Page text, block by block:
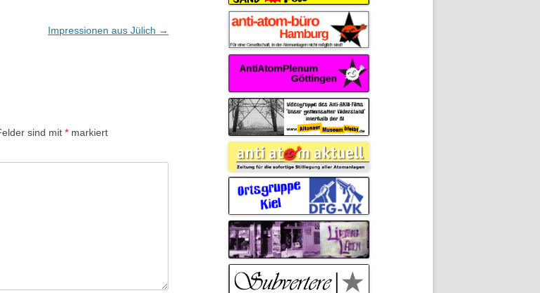
Impressionen aus Jülich →
sind mit * markiert